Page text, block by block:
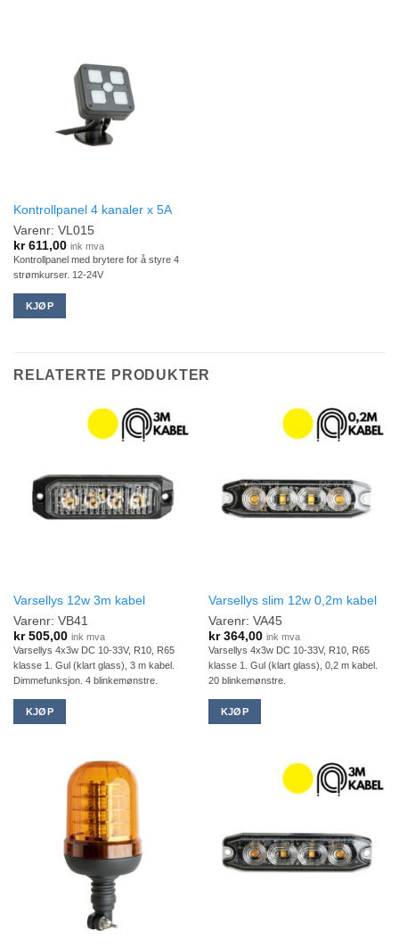
Kontrollpanel 4 kanaler x 5A
Varenr: VL015
kr611,00 ink mva
Kontrollpanel med brytere for å styre 4
strømkurser. 12-24V
KJØP
RELATERTE PRODUKTER
Varsellys 12w 3m kabel
Varenr: VB41
kr505,00 ink mva
Varsellys 4x3w DC 10-33V, R10, R65
klasse 1. Gul (klart glass), 3 m kabel.
Dimmefunksjon. 4 blinkemønstre.
KJØP
Varsellys slim 12w 0,2m kabel
Varenr: VA45
kr364,00 ink mva
Varsellys 4x3w DC 10-33V, R10, R65
klasse 1. Gul (klart glass), 0,2 m kabel.
20 blinkemønstre.
KJØP